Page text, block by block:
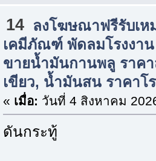
14 ลงโฆษณาฟรีรับเห
เคมีภัณฑ์ พัดลมโรงงาน
ขายน้ำมันกานพลู ราค
เขียว, น้ำมันสน ราคาโ
« เมื่อ: วันที่ 4 สิงหาคม
ดันกระทู้